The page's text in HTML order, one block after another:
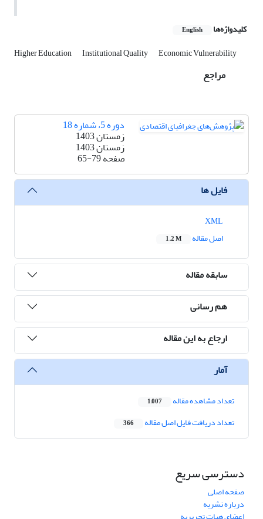
کلیدواژه‌ها English
Higher Education Institutional Quality Economic Vulnerability
مراجع
دوره 5، شماره 18
زمستان 1403
زمستان 1403
صفحه65-79
فایل ها
اصل مقاله
1.2 M
سابقه مقاله
هم رسانی
ارجاع به این مقاله
آمار
تعداد مشاهده مقاله 1,007
تعداد دریافت فایل اصل مقاله 366
دسترسی سریع
صفحه اصلی
درباره نشریه